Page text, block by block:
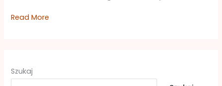
Read More
Szukaj